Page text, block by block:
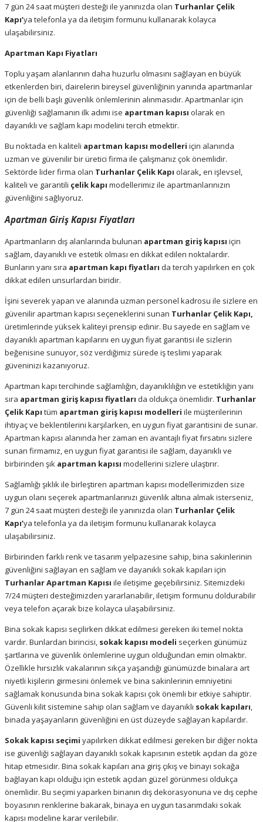
7 gün 24 saat müşteri desteği ile yanınızda olan Turhanlar Çelik
Kapı’ya telefonla ya da iletişim formunu kullanarak kolayca
ulaşabilirsiniz.
Apartman Kapı Fiyatları
Toplu yaşam alanlarının daha huzurlu olmasını sağlayan en büyük
etkenlerden biri,dairelerin bireysel güvenliğinin yanında apartmanlar
için de belli başlı güvenlik önlemlerinin alınmasıdır. Apartmanlar için
güvenliği sağlamanın ilk adımı ise apartman kapısı olarak en
dayanıklı ve sağlam kapı modelini tercih etmektir.
Bu noktada en kaliteli apartman kapısı modelleri için alanında
uzman ve güvenilir bir üretici firma ile çalışmanız çok önemlidir.
Sektörde lider firma olan Turhanlar Çelik Kapı olarak, en işlevsel,
kaliteli ve garantili çelik kapı modellerimiz ile apartmanlarınızın
güvenliğini sağlıyoruz.
Apartman Giriş Kapısı Fiyatları
Apartmanların dış alanlarında bulunan apartman giriş kapısı için
sağlam, dayanıklı ve estetik olması en dikkat edilen noktalardır.
Bunların yanı sıra apartman kapı fiyatları da tercih yapılırken en çok
dikkat edilen unsurlardan biridir.
İşini severek yapan ve alanında uzman personel kadrosu ile sizlere en
güvenilir apartman kapısı seçeneklerini sunan Turhanlar Çelik Kapı,
üretimlerinde yüksek kaliteyi prensip edinir. Bu sayede en sağlam ve
dayanıklı apartman kapılarını en uygun fiyat garantisi ile sizlerin
beğenisine sunuyor, söz verdiğimiz sürede iş teslimi yaparak
güveninizi kazanıyoruz.
Apartman kapı tercihinde sağlamlığın, dayanıklılığın ve estetikliğin yanı
sıra apartman giriş kapısı fiyatları da oldukça önemlidir. Turhanlar
Çelik Kapı tüm apartman giriş kapısı modelleri ile müşterilerinin
ihtiyaç ve beklentilerini karşılarken, en uygun fiyat garantisini de sunar.
Apartman kapısı alanında her zaman en avantajlı fiyat fırsatını sizlere
sunan firmamız, en uygun fiyat garantisi ile sağlam, dayanıklı ve
birbirinden şık apartman kapısı modellerini sizlere ulaştırır.
Sağlamlığı şıklık ile birleştiren apartman kapısı modellerimizden size
uygun olanı seçerek apartmanlarınızı güvenlik altına almak isterseniz,
7 gün 24 saat müşteri desteği ile yanınızda olan Turhanlar Çelik
Kapı’ya telefonla ya da iletişim formunu kullanarak kolayca
ulaşabilirsiniz.
Birbirinden farklı renk ve tasarım yelpazesine sahip, bina sakinlerinin
güvenliğini sağlayan en sağlam ve dayanıklı sokak kapıları için
Turhanlar Apartman Kapısı ile iletişime geçebilirsiniz. Sitemizdeki
7/24 müşteri desteğimizden yararlanabilir, iletişim formunu doldurabilir
veya telefon açarak bize kolayca ulaşabilirsiniz.
Bina sokak kapısı seçilirken dikkat edilmesi gereken iki temel nokta
vardır. Bunlardan birincisi, sokak kapısı modeli seçerken günümüz
şartlarına ve güvenlik önlemlerine uygun olduğundan emin olmaktır.
Özellikle hırsızlık vakalarının sıkça yaşandığı günümüzde binalara art
niyetli kişilerin girmesini önlemek ve bina sakinlerinin emniyetini
sağlamak konusunda bina sokak kapısı çok önemli bir etkiye sahiptir.
Güvenli kilit sistemine sahip olan sağlam ve dayanıklı sokak kapıları,
binada yaşayanların güvenliğini en üst düzeyde sağlayan kapılardır.
Sokak kapısı seçimi yapılırken dikkat edilmesi gereken bir diğer nokta
ise güvenliği sağlayan dayanıklı sokak kapısının estetik açıdan da göze
hitap etmesidir. Bina sokak kapıları ana giriş çıkış ve binayı sokağa
bağlayan kapı olduğu için estetik açıdan güzel görünmesi oldukça
önemlidir. Bu seçimi yaparken binanın dış dekorasyonuna ve dış cephe
boyasının renklerine bakarak, binaya en uygun tasarımdaki sokak
kapısı modeline karar verilebilir.